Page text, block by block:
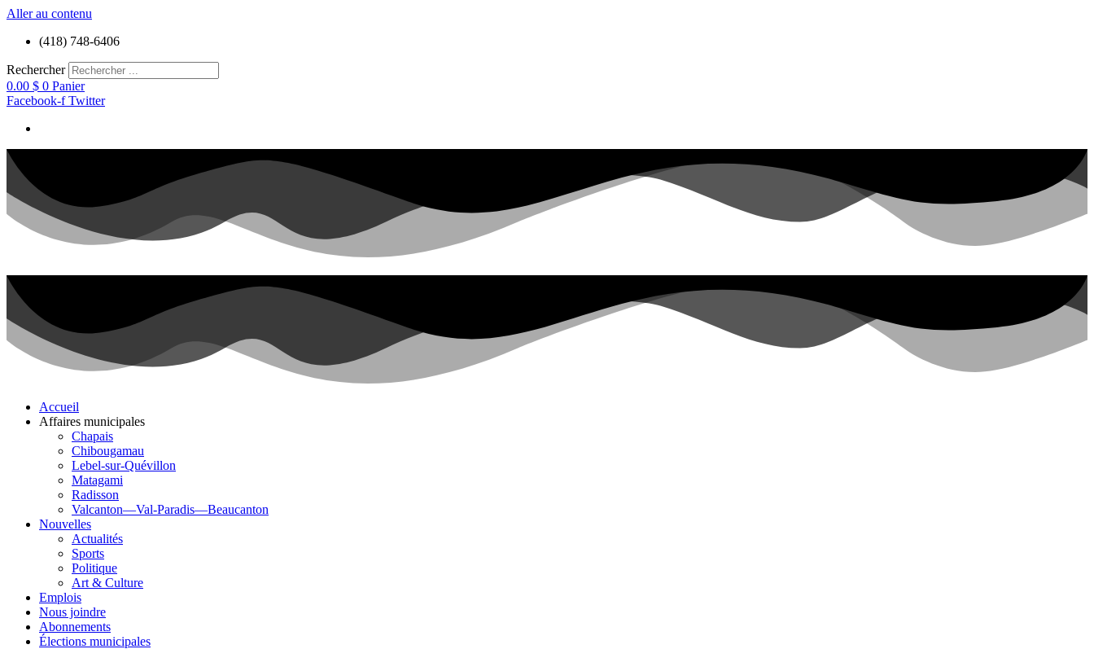
Aller au contenu
(418) 748-6406
Rechercher
0.00 $ 0 Panier
Facebook-f Twitter
Accueil
Affaires municipales
Chapais
Chibougamau
Lebel-sur-Quévillon
Matagami
Radisson
Valcanton—Val-Paradis—Beaucanton
Nouvelles
Actualités
Sports
Politique
Art & Culture
Emplois
Nous joindre
Abonnements
Élections municipales